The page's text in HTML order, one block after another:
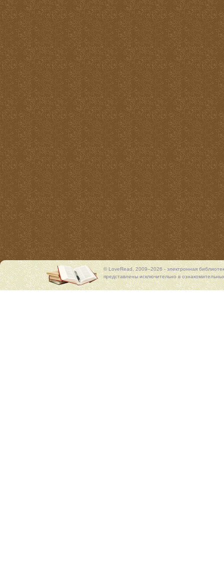
© LoveRead, 2009–2026 - электронная
представлены исключительно в